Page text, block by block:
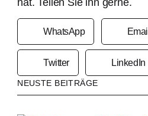
hat. Teilen Sie ihn gerne.
WhatsApp Email
Twitter LinkedIn
NEUSTE BEITRÄGE